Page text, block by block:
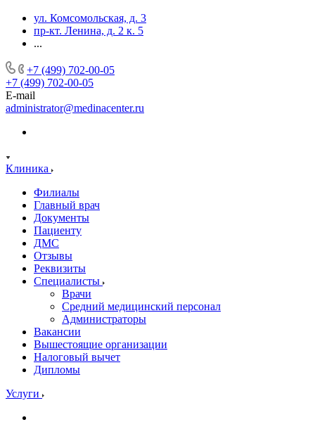
ул. Комсомольская, д. 3
пр-кт. Ленина, д. 2 к. 5
...
+7 (499) 702-00-05
+7 (499) 702-00-05
E-mail
administrator@medinacenter.ru
Клиника
Филиалы
Главный врач
Документы
Пациенту
ДМС
Отзывы
Реквизиты
Специалисты
Врачи
Средний медицинский персонал
Администраторы
Вакансии
Вышестоящие организации
Налоговый вычет
Дипломы
Услуги